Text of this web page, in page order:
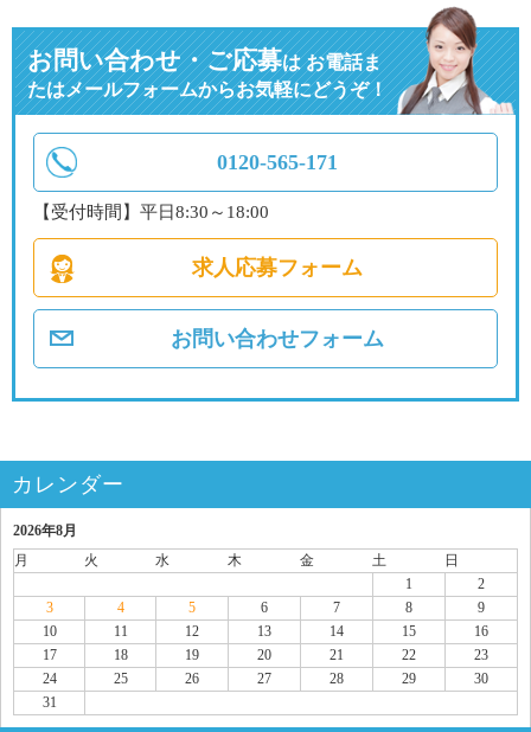
お問い合わせ・ご応募はお電話ま
たはメールフォームからお気軽にどうぞ！
0120-565-171
【受付時間】平日8:30～18:00
求人応募フォーム
お問い合わせフォーム
カレンダー
2026年8月
月
火 水 木 金 土
日
1
2
3
4 5 6 7 8
9
10
11 12 13 14 15
16
17
18 19 20 21 22
23
24
25 26 27 28 29
30
31